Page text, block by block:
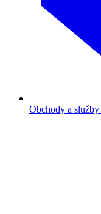
Obchody a služby